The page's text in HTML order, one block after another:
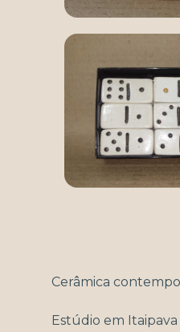
Cerâmica
Estúdio em Itaipava